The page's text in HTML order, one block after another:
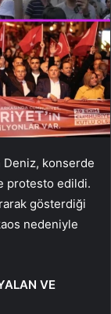
Deniz, konserde
protesto edildi.
gösterdiği
nedeniyle
VE